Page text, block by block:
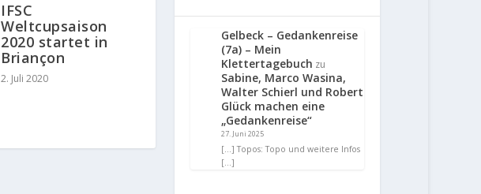
IFSC
Weltcupsaison
2020 startet in
Briançon
2. Juli 2020
Gelbeck – Gedankenreise
(7a) – Mein
Klettertagebuch zu
Sabine, Marco Wasina,
Walter Schierl und Robert
Glück machen eine
„Gedankenreise“
27. Juni 2025
[…] Topos: Topo und weitere Infos
[…]